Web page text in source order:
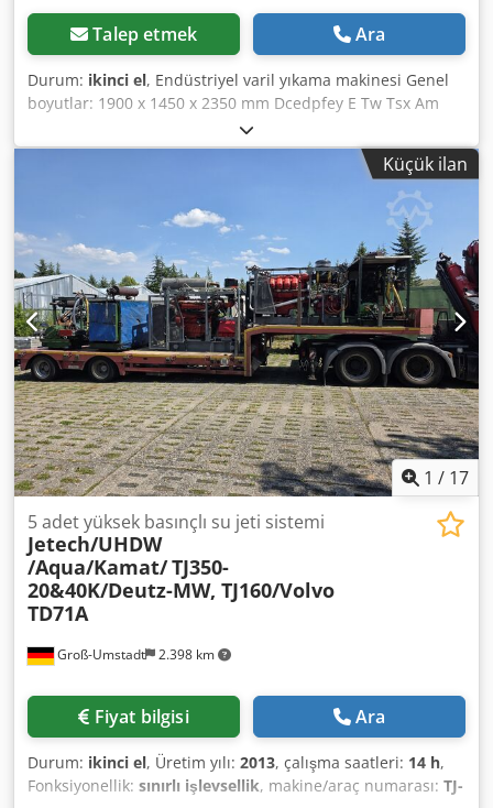
Talep etmek Ara
Durum: ikinci el, Endüstriyel varil yıkama makinesi Genel
boyutlar: 1900 x 1450 x 2350 mm Dcedpfey E Tw Tsx Am
Küçük ilan
1 / 17
Groß-Umstadt 2.398 km
5 adet yüksek basınçlı su jeti sistemi
Jetech/UHDW
/Aqua/Kamat/TJ350-
20&40K/Deutz-MW, TJ160/Volvo
TD71A
Fiyat bilgisi Ara
Durum: ikinci el, Üretim yılı: 2013, çalışma saatleri: 14 h,
Fonksiyonellik: sınırlı işlevsellik, makine/araç numarası: TJ-